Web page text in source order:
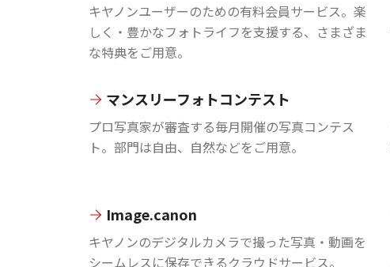
キヤノンユーザーのための有料会員サービス。楽
しく・豊かなフォトライフを支援する、さまざま
な特典をご用意。
マンスリーフォトコンテスト
プロ写真家が審査する毎月開催の写真コンテス
ト。部門は自由、自然などをご用意。
Image.canon
キヤノンのデジタルカメラで撮った写真・動画を
シームレスに保存できるクラウドサービス。